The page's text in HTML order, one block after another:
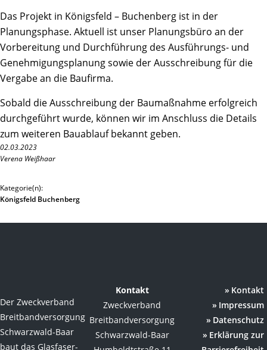
Das Projekt in Königsfeld – Buchenberg ist in der
Planungsphase. Aktuell ist unser Planungsbüro an der
Vorbereitung und Durchführung des Ausführungs- und
Genehmigungsplanung sowie der Ausschreibung für die
Vergabe an die Baufirma.
Sobald die Ausschreibung der Baumaßnahme erfolgreich
durchgeführt wurde, können wir im Anschluss die Details
zum weiteren Bauablauf bekannt geben.
02.03.2023
Verena Weißhaar
Kategorie(n):
Königsfeld Buchenberg
Der Zweckverband
Breitbandversorgung
Schwarzwald-Baar
baut das Glasfaser-
Kontakt
Zweckverband
Breitbandversorgung
Schwarzwald-Baar
Kontakt
Impressum
Datenschutz
Erklärung zur